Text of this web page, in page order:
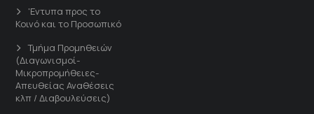
'Εντυπα προς το
Κοινό και το Προσωπικό
Τμήμα Προμηθειών
(Διαγωνισμοί-
Μικροπρομήθειες-
Απευθείας Αναθέσεις
κλπ / Διαβουλεύσεις)